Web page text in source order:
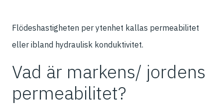
Flödeshastigheten per ytenhet kallas permeabilitet
eller ibland hydraulisk konduktivitet.
Vad är markens/ jordens
permeabilitet?